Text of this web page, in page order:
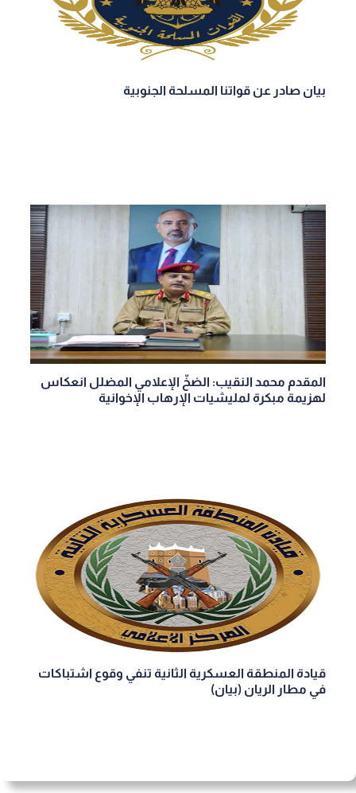
بيان صادر عن قواتنا المسلحة الجنوبية
المقدم محمد النقيب: الضخّ الإعلامي المضلل انعكاس
لهزيمة مبكرة لمليشيات الإرهاب الإخوانية
قيادة المنطقة العسكرية الثانية تنفي وقوع اشتباكات
في مطار الريان (بيان)